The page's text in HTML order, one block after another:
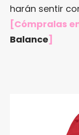
harán sentir
[Cómpralas
Balance]